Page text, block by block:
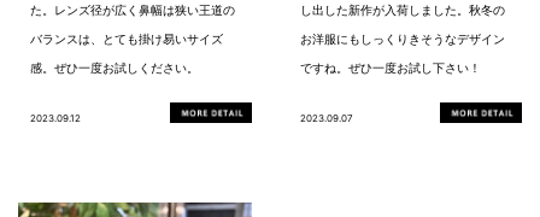
た。レンズ径が広く鼻幅は狭い王道の
バランスは、とても掛け易いサイズ
感。ぜひ一度お試しください。
2023.09.12
し出した新作が入荷しました。秋冬の
お洋服にもしっくりきそうなデザイン
ですね。ぜひ一度お試し下さい！
2023.09.07